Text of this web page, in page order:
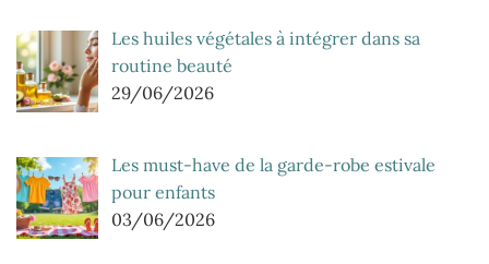
Les huiles végétales à intégrer dans sa
routine beauté
29/06/2026
Les must-have de la garde-robe estivale
pour enfants
03/06/2026